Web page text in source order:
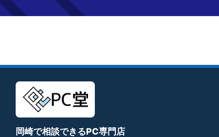
岡崎で相談できるPC専門店